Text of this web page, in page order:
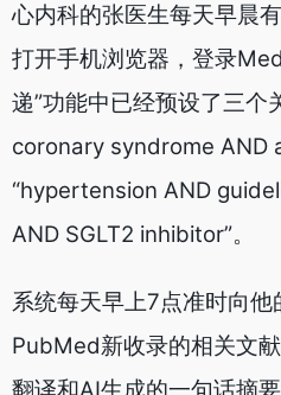
心内科的张医生每天早晨
打开手机浏览器，登录
递”功能中已经预设了三个
coronary syndrome AND
“hypertension AND
AND SGLT2 inhibitor”。
系统每天早上7点准时向
PubMed新收录的相关文